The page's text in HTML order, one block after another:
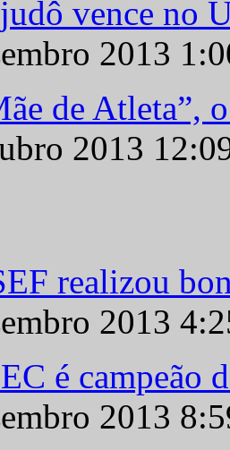
vence no
2013
de Atleta”,
2013
realizou
2013
é campeão
2013